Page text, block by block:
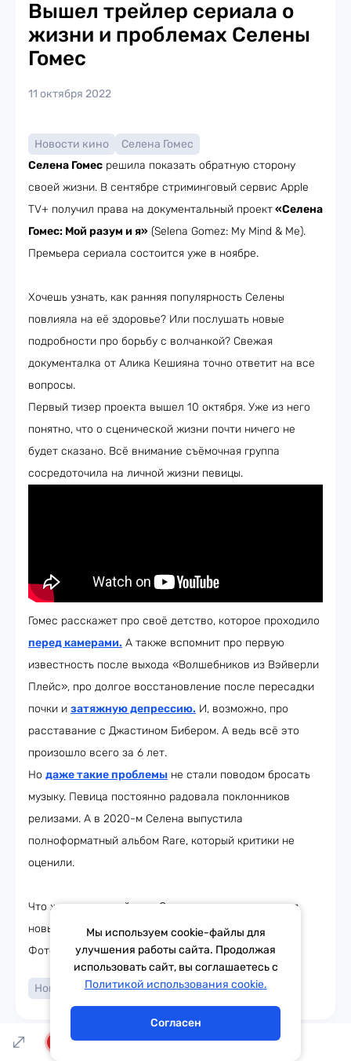
Вышел трейлер сериала о
жизни и проблемах Селены
Гомес
11 октября 2022
Новости кино
Селена Гомес
Селена Гомес решила показать обратную сторону
своей жизни. В сентябре стриминговый сервис Apple
TV+ получил права на документальный проект«Селена
Гомес: Мой разум и я» (Selena Gomez: My Mind & Me).
Премьера сериала состоится уже в ноябре.
Хочешь узнать, как ранняя популярность Селены
повлияла на её здоровье? Или послушать новые
подробности про борьбу с волчанкой? Свежая
документалка от Алика Кешияна точно ответит на все
вопросы.
Первый тизер проекта вышел 10 октября. Уже из него
понятно, что о сценической жизни почти ничего не
будет сказано. Всё внимание съёмочная группа
сосредоточила на личной жизни певицы.
Гомес расскажет про своё детство, которое проходило
перед камерами. А также вспомнит про первую
известность после выхода «Волшебников из Вэйверли
Плейс», про долгое восстановление после пересадки
почки и затяжную депрессию. И, возможно, про
расставание с Джастином Бибером. А ведь всё это
произошло всего за 6 лет.
Но даже такие проблемы не стали поводом бросать
музыку. Певица постоянно радовала поклонников
релизами. А в 2020-м Селена выпустила
полноформатный альбом Rare, который критики не
оценили.
Что ж, судя по трейлеру, Селена полна энергии для
новых побед. С нетерпением ждём премьеру!
Фото: соцсети, кадры из тизера
Новости кино Селена Гомес
Написать в эфир
Мы используем cookie-файлы для
улучшения работы сайта. Продолжая
использовать сайт, вы соглашаетесь с
Политикой использования cookie.
Согласен